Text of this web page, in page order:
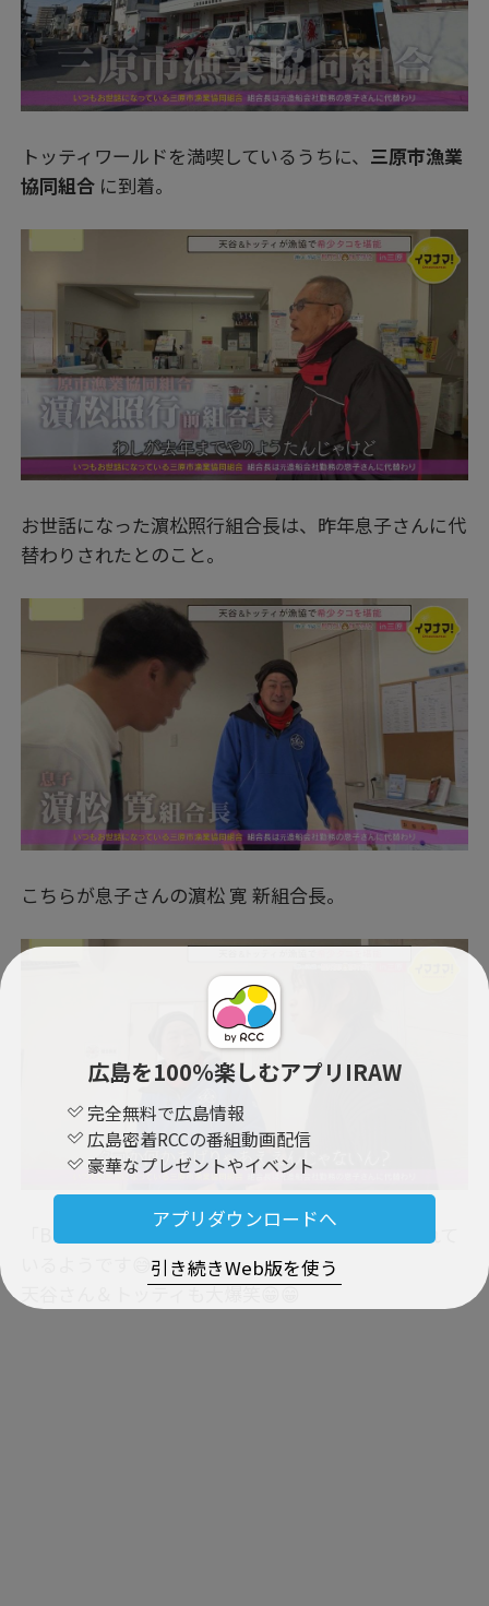
広島を100％楽しむアプリIRAW
完全無料で広島情報
広島密着RCCの番組動画配信
豪華なプレゼントやイベント
アプリダウンロードへ
引き続きWeb版を使う
トッティワールドを満喫しているうちに、 三原市漁業
協同組合 に到着。
お世話になった濵松照行組合長は、昨年息子さんに代
替わりされたとのこと。
こちらが息子さんの濵松 寛 新組合長。
「BUTSUBUTSU＝何かをもらいに来た」と思われて
いるようです😅
天谷さん＆トッティも大爆笑😁😁